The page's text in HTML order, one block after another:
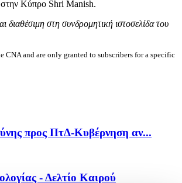
στην Κύπρο Shri Manish.
διαθέσιμη στη συνδρομητική ιστοσελίδα του
CNA and are only granted to subscribers for a specific
προς ΠτΔ-Κυβέρνηση αν...
- Δελτίο Καιρού